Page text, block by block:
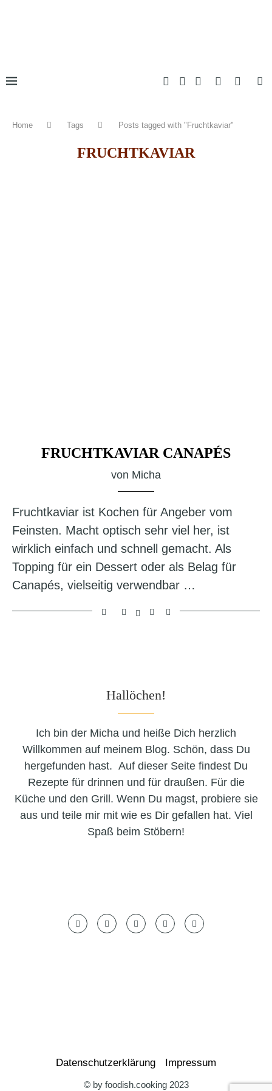
Home Tags Posts tagged with "Fruchtkaviar"
FRUCHTKAVIAR
FRUCHTKAVIAR CANAPÉS
von Micha
Fruchtkaviar ist Kochen für Angeber vom
Feinsten. Macht optisch sehr viel her, ist
wirklich einfach und schnell gemacht. Als
Topping für ein Dessert oder als Belag für
Canapés, vielseitig verwendbar …
Hallöchen!
Ich bin der Micha und heiße Dich herzlich
Willkommen auf meinem Blog. Schön, dass Du
hergefunden hast. Auf dieser Seite findest Du
Rezepte für drinnen und für draußen. Für die
Küche und den Grill. Wenn Du magst, probiere sie
aus und teile mir mit wie es Dir gefallen hat. Viel
Spaß beim Stöbern!
Datenschutzerklärung Impressum
© by foodish.cooking 2023